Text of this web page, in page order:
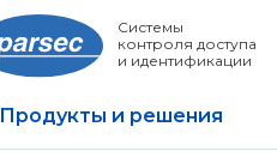
Системы
контроля доступа
и идентификации
Продукты и решения